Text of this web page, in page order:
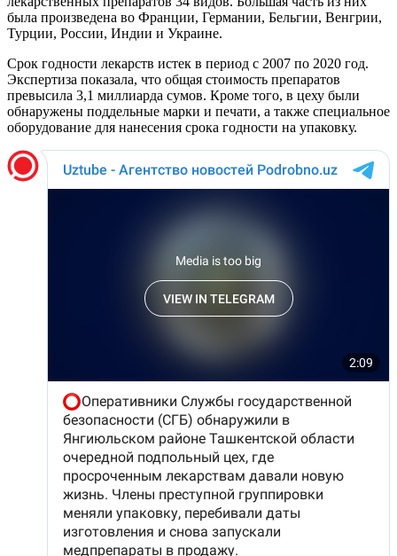
была произведена во Франции, Германии, Бельгии, Венгрии,
Турции, России, Индии и Украине.
Срок годности лекарств истек в период с 2007 по 2020 год.
Экспертиза показала, что общая стоимость препаратов
превысила 3,1 миллиарда сумов. Кроме того, в цеху были
обнаружены поддельные марки и печати, а также специальное
оборудование для нанесения срока годности на упаковку.